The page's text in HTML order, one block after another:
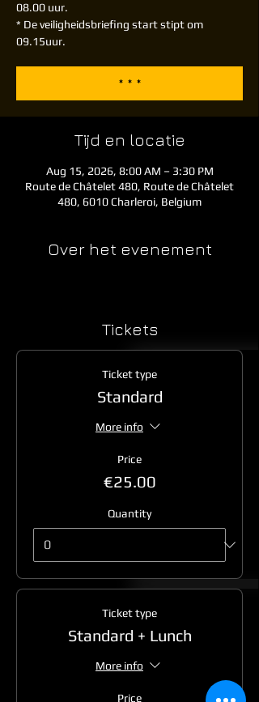
08.00 uur.
* De veiligheidsbriefing start stipt om
09.15uur.
* * *
Tijd en locatie
Aug 15, 2026, 8:00 AM – 3:30 PM
Route de Châtelet 480, Route de Châtelet
480, 6010 Charleroi, Belgium
Over het evenement
Tickets
Ticket type
Standard
More info
Price
€25.00
Quantity
Ticket type
Standard + Lunch
More info
Price